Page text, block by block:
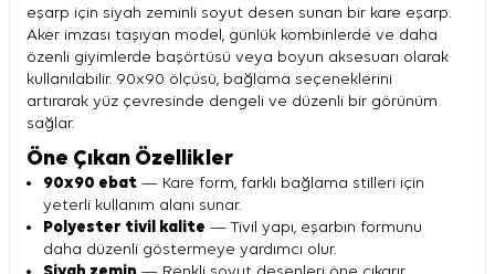
eşarp için siyah zeminli soyut desen sunan bir kare eşarp.
Aker imzası taşıyan model, günlük kombinlerde ve daha
özenli giyimlerde başörtüsü veya boyun aksesuarı olarak
kullanılabilir. 90x90 ölçüsü, bağlama seçeneklerini
artırarak yüz çevresinde dengeli ve düzenli bir görünüm
sağlar.
Öne Çıkan Özellikler
90x90 ebat — Kare form, farklı bağlama stilleri için
yeterli kullanım alanı sunar.
Polyester tivil kalite — Tivil yapı, eşarbın formunu
daha düzenli göstermeye yardımcı olur.